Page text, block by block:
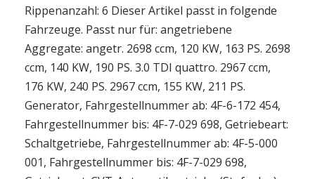
Rippenanzahl: 6 Dieser Artikel passt in folgende
Fahrzeuge. Passt nur für: angetriebene
Aggregate: angetr. 2698 ccm, 120 KW, 163 PS. 2698
ccm, 140 KW, 190 PS. 3.0 TDI quattro. 2967 ccm,
176 KW, 240 PS. 2967 ccm, 155 KW, 211 PS.
Generator, Fahrgestellnummer ab: 4F-6-172 454,
Fahrgestellnummer bis: 4F-7-029 698, Getriebeart:
Schaltgetriebe, Fahrgestellnummer ab: 4F-5-000
001, Fahrgestellnummer bis: 4F-7-029 698,